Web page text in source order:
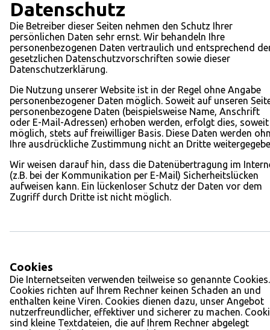
Datenschutz
Die Betreiber dieser Seiten nehmen den Schutz Ihrer
persönlichen Daten sehr ernst. Wir behandeln Ihre
personenbezogenen Daten vertraulich und entsprechend
gesetzlichen Datenschutzvorschriften sowie dieser
Datenschutzerklärung.
Die Nutzung unserer Website ist in der Regel ohne Angabe
personenbezogener Daten möglich. Soweit auf unseren
personenbezogene Daten (beispielsweise Name, Anschrift
oder E-Mail-Adressen) erhoben werden, erfolgt dies, soweit
möglich, stets auf freiwilliger Basis. Diese Daten werden
Ihre ausdrückliche Zustimmung nicht an Dritte
Wir weisen darauf hin, dass die Datenübertragung im
(z.B. bei der Kommunikation per E-Mail) Sicherheitslücken
aufweisen kann. Ein lückenloser Schutz der Daten vor dem
Zugriff durch Dritte ist nicht möglich.
Cookies
Die Internetseiten verwenden teilweise so genannte Cookies.
Cookies richten auf Ihrem Rechner keinen Schaden an und
enthalten keine Viren. Cookies dienen dazu, unser Angebot
nutzerfreundlicher, effektiver und sicherer zu machen.
sind kleine Textdateien, die auf Ihrem Rechner abgelegt